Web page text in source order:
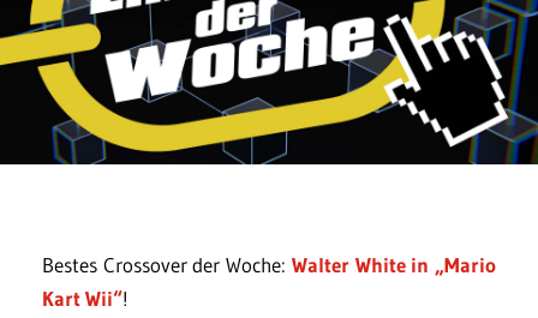
Bestes Crossover der Woche: Walter White in „Mario
Kart Wii“!